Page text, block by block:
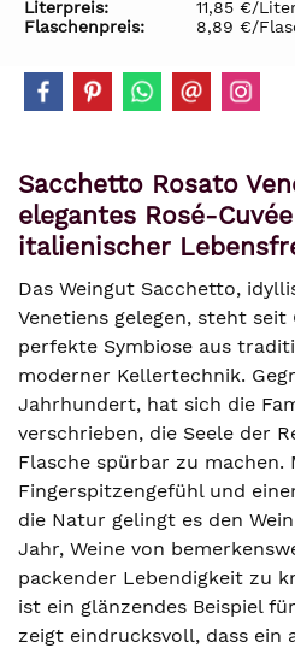
Literpreis:
11,85 €/
Flaschenpreis:
8,89 €/
Sacchetto Rosato
elegantes Rosé-
italienischer
Das Weingut Sacchetto,
Venetiens gelegen, steht
perfekte Symbiose aus
moderner Kellertechnik.
Jahrhundert, hat sich die
verschrieben, die Seele der
Flasche spürbar zu machen.
Fingerspitzengefühl und
die Natur gelingt es den
Jahr, Weine von
packender Lebendigkeit zu
ist ein glänzendes Beispiel
zeigt eindrucksvoll, dass ein